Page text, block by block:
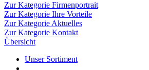
Zur Kategorie Firmenportrait
Zur Kategorie Ihre Vorteile
Zur Kategorie Aktuelles
Zur Kategorie Kontakt
Übersicht
Unser Sortiment